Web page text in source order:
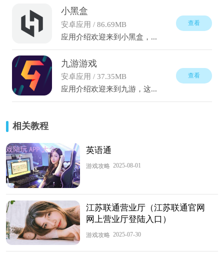
小黑盒
安卓应用 / 86.69MB
应用介绍欢迎来到小黑盒，...
查看
九游游戏
安卓应用 / 37.35MB
应用介绍欢迎来到九游，这...
查看
相关教程
英语通
游戏攻略 2025-08-01
江苏联通营业厅（江苏联通官网
网上营业厅登陆入口）
游戏攻略 2025-07-30